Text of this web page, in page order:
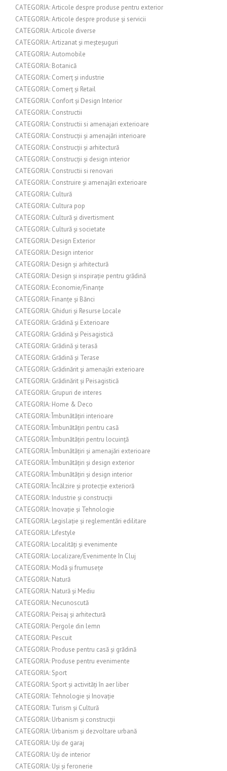
CATEGORIA: Articole despre produse pentru exterior
CATEGORIA: Articole despre produse și servicii
CATEGORIA: Articole diverse
CATEGORIA: Artizanat și meșteșuguri
CATEGORIA: Automobile
CATEGORIA: Botanică
CATEGORIA: Comerț și industrie
CATEGORIA: Comerț și Retail
CATEGORIA: Confort și Design Interior
CATEGORIA: Constructii
CATEGORIA: Constructii si amenajari exterioare
CATEGORIA: Construcții și amenajări interioare
CATEGORIA: Construcții și arhitectură
CATEGORIA: Construcții și design interior
CATEGORIA: Constructii si renovari
CATEGORIA: Construire și amenajări exterioare
CATEGORIA: Cultură
CATEGORIA: Cultura pop
CATEGORIA: Cultură și divertisment
CATEGORIA: Cultură și societate
CATEGORIA: Design Exterior
CATEGORIA: Design interior
CATEGORIA: Design și arhitectură
CATEGORIA: Design și inspirație pentru grădină
CATEGORIA: Economie/Finanțe
CATEGORIA: Finanțe și Bănci
CATEGORIA: Ghiduri și Resurse Locale
CATEGORIA: Grădină și Exterioare
CATEGORIA: Grădină și Peisagistică
CATEGORIA: Grădină și terasă
CATEGORIA: Grădină și Terase
CATEGORIA: Grădinărit și amenajări exterioare
CATEGORIA: Grădinărit și Peisagistică
CATEGORIA: Grupuri de interes
CATEGORIA: Home & Deco
CATEGORIA: Îmbunătățiri interioare
CATEGORIA: Îmbunătățiri pentru casă
CATEGORIA: Îmbunătățiri pentru locuință
CATEGORIA: Îmbunătățiri și amenajări exterioare
CATEGORIA: Îmbunătățiri și design exterior
CATEGORIA: Îmbunătățiri și design interior
CATEGORIA: Încălzire și protecție exterioră
CATEGORIA: Industrie și construcții
CATEGORIA: Inovație și Tehnologie
CATEGORIA: Legislație și reglementări edilitare
CATEGORIA: Lifestyle
CATEGORIA: Localități și evenimente
CATEGORIA: Localizare/Evenimente în Cluj
CATEGORIA: Modă și frumusețe
CATEGORIA: Natură
CATEGORIA: Natură și Mediu
CATEGORIA: Necunoscută
CATEGORIA: Peisaj și arhitectură
CATEGORIA: Pergole din lemn
CATEGORIA: Pescuit
CATEGORIA: Produse pentru casă și grădină
CATEGORIA: Produse pentru evenimente
CATEGORIA: Sport
CATEGORIA: Sport și activități în aer liber
CATEGORIA: Tehnologie și Inovație
CATEGORIA: Turism și Cultură
CATEGORIA: Urbanism și construcții
CATEGORIA: Urbanism și dezvoltare urbană
CATEGORIA: Uși de garaj
CATEGORIA: Uși de interior
CATEGORIA: Uși și feronerie